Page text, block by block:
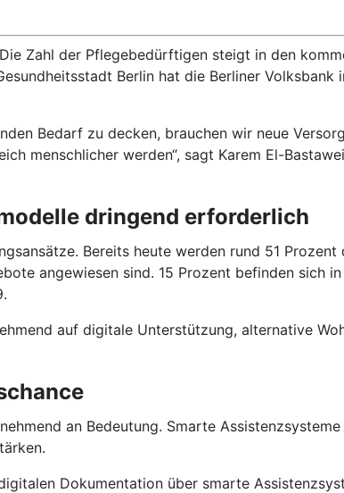
Zahl der Pflegebedürftigen steigt in den
Berlin hat die Berliner Volksbank
Bedarf zu decken, brauchen wir neue
menschlicher werden“, sagt Karem El-
dringend erforderlich
Bereits heute werden rund 51
angewiesen sind. 15 Prozent befinden sich
auf digitale Unterstützung, alternative
an Bedeutung. Smarte
Dokumentation über smarte